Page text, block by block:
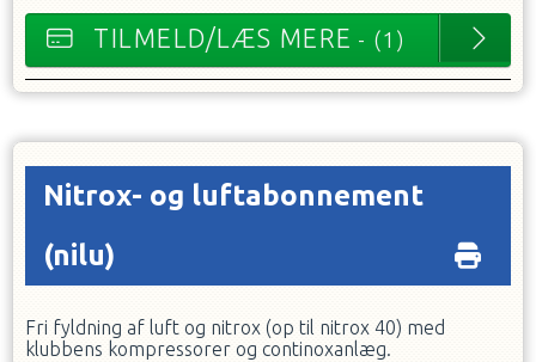
TILMELD/LÆS MERE - (1)
Nitrox- og luftabonnement
(nilu)
Fri fyldning af luft og nitrox (op til nitrox 40) med
klubbens kompressorer og continoxanlæg.